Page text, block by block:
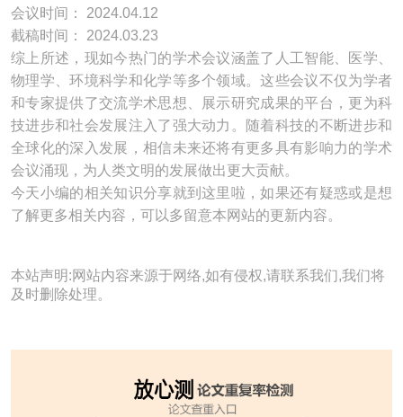
会议时间： 2024.04.12
截稿时间： 2024.03.23
综上所述，现如今热门的学术会议涵盖了人工智能、医学、
物理学、环境科学和化学等多个领域。这些会议不仅为学者
和专家提供了交流学术思想、展示研究成果的平台，更为科
技进步和社会发展注入了强大动力。随着科技的不断进步和
全球化的深入发展，相信未来还将有更多具有影响力的学术
会议涌现，为人类文明的发展做出更大贡献。
今天小编的相关知识分享就到这里啦，如果还有疑惑或是想
了解更多相关内容，可以多留意本网站的更新内容。
本站声明:网站内容来源于网络,如有侵权,请联系我们,我们将
及时删除处理。